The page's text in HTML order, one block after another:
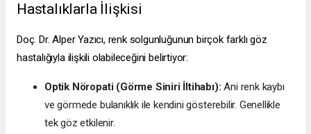
Hastalıklarla İlişkisi
Doç. Dr. Alper Yazıcı, renk solgunluğunun birçok farklı göz
hastalığıyla ilişkili olabileceğini belirtiyor:
Optik Nöropati (Görme Siniri İltihabı):Ani renk kaybı
ve görmede bulanıklık ile kendini gösterebilir. Genellikle
tek göz etkilenir.